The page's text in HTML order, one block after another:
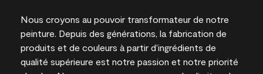
Nous croyons au pouvoir transformateur de notre
peinture. Depuis des générations, la fabrication de
produits et de couleurs à partir d’ingrédients de
qualité supérieure est notre passion et notre priorité